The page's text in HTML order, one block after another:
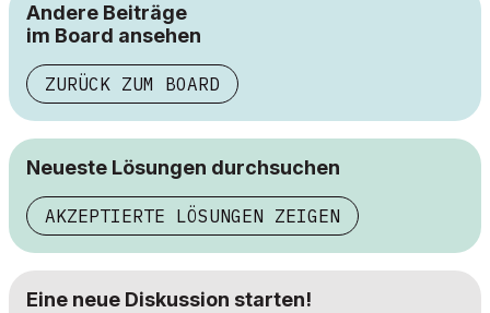
Andere Beiträge
im Board ansehen
ZURÜCK ZUM BOARD
Neueste Lösungen durchsuchen
AKZEPTIERTE LÖSUNGEN ZEIGEN
Eine neue Diskussion starten!